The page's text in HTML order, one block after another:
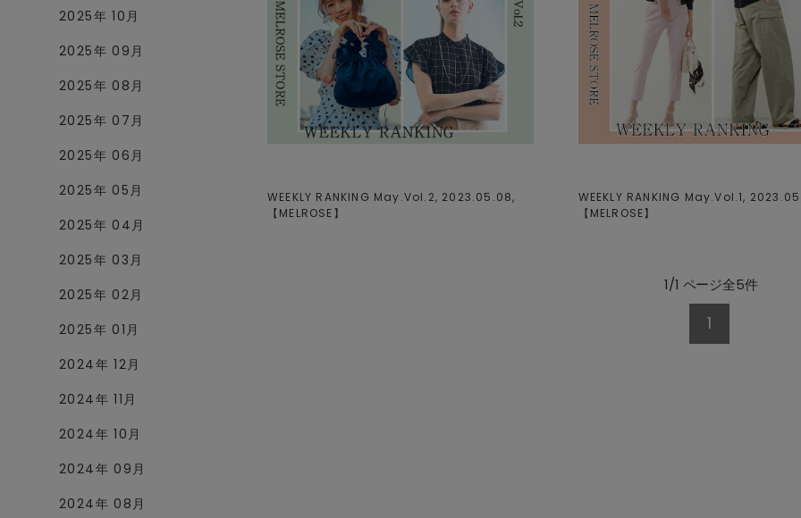
2025年 10月
2025年 09月
2025年 08月
2025年 07月
2025年 06月
2025年 05月
2025年 04月
2025年 03月
2025年 02月
2025年 01月
2024年 12月
2024年 11月
2024年 10月
2024年 09月
2024年 08月
WEEKLY RANKING May.Vol.2, 2023.05.08,
【 MELROSE 】
WEEKLY RANKING May.Vol.1,
【 MELROSE】
1/1 ページ全5件
1